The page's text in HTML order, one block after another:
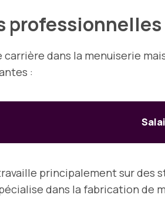
carrière dans la menuiserie
:
principalement sur des
dans la fabrication de